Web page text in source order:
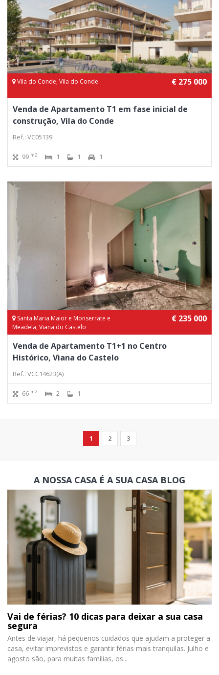
Vila do Conde, Vila do Conde € 275 000
Venda de Apartamento T1 em fase inicial de
construção, Vila do Conde
Ref.: VC05139
99 m2 1 1 1
Santa Maria Maior e Monserrate e
Meadela, Viana do Castelo
€ 235 000
Venda de Apartamento T1+1 no Centro
Histórico, Viana do Castelo
Ref.: VCC14623(A)
66 m2 2 1
1 2 3
A NOSSA CASA É A SUA CASA BLOG
Vai de férias? 10 dicas para deixar a sua casa
segura
Antes de viajar, há pequenos cuidados que ajudam a proteger a
casa, evitar imprevistos e garantir férias mais tranquilas. Julho e
agosto são, para muitas famílias, os...